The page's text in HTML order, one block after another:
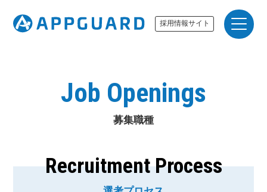
採用情報サイト
Job Openings
募集職種
Recruitment Process